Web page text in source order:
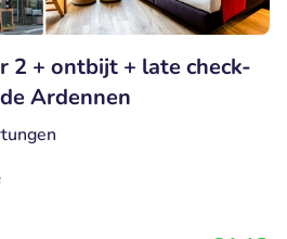
2 + ontbijt + late check-
Ardennen